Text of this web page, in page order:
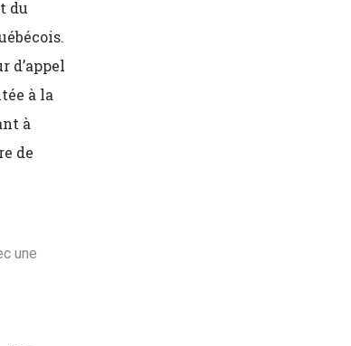
du
d’appel
à la
à
de
une